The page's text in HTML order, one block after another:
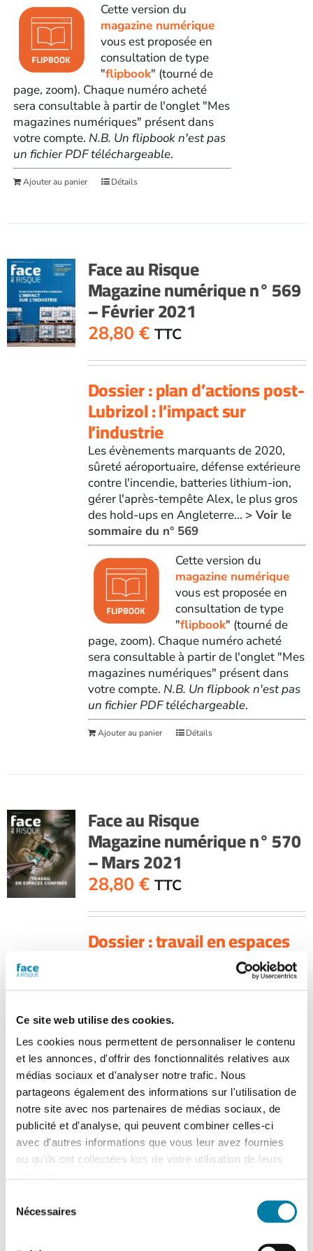
Ce site web utilise des cookies.
Les cookies nous permettent de personnaliser le contenu
et les annonces, d'offrir des fonctionnalités relatives aux
médias sociaux et d'analyser notre trafic. Nous
partageons également des informations sur l'utilisation de
notre site avec nos partenaires de médias sociaux, de
publicité et d'analyse, qui peuvent combiner celles-ci
avec d'autres informations que vous leur avez fournies
ou qu'ils ont collectées lors de votre utilisation de leurs
Nécessaires
Cette version du
magazine numérique
vous est proposée en
consultation de type
"flipbook" (tourné de
page, zoom). Chaque numéro acheté
sera consultable à partir de l'onglet "Mes
magazines numériques" présent dans
votre compte. N.B. Un flipbook n'est pas
un fichier PDF téléchargeable.
Ajouter au panier Détails
Face au Risque
Magazine numérique n° 569
– Février 2021
28,80 € TTC
Dossier : plan d’actions post-
Lubrizol : l’impact sur
l’industrie
Les évènements marquants de 2020,
sûreté aéroportuaire, défense extérieure
contre l'incendie, batteries lithium-ion,
gérer l'après-tempête Alex, le plus gros
des hold-ups en Angleterre... > Voir le
sommaire du n° 569
Cette version du
magazine numérique
vous est proposée en
consultation de type
"flipbook" (tourné de
page, zoom). Chaque numéro acheté
sera consultable à partir de l'onglet "Mes
magazines numériques" présent dans
votre compte. N.B. Un flipbook n'est pas
un fichier PDF téléchargeable.
Ajouter au panier Détails
Face au Risque
Magazine numérique n° 570
– Mars 2021
28,80 € TTC
Dossier : travail en espaces
Explosion d'ammonitrates dans le port
masques, la protection incendie des data
centers, la catastrophe de Fukushima en
2011...> Voir le sommaire du n° 570
Cette version du
magazine numérique
vous est proposée en
consultation de type
"flipbook" (tourné de
page, zoom). Chaque numéro acheté
N.B. Un flipbook n'est pas